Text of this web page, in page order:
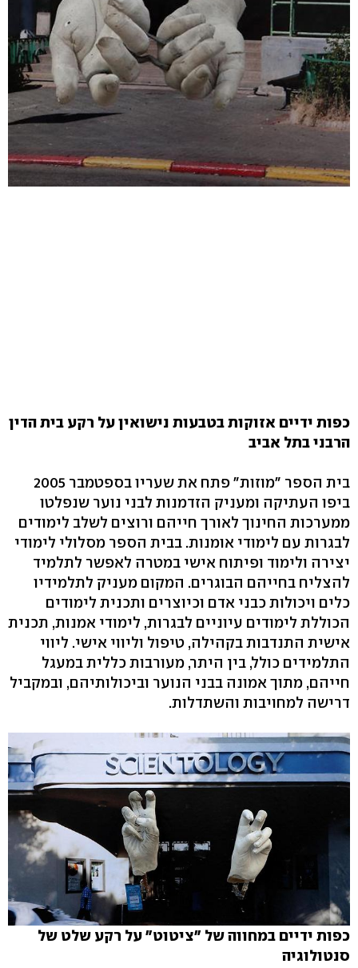
כפות ידיים אזוקות בטבעות נישואין על רקע בית הדין
הרבני בתל אביב
בית הספר "מוזות" פתח את שעריו בספטמבר 2005
ביפו העתיקה ומעניק הזדמנות לבני נוער שנפלטו
ממערכות החינוך לאורך חייהם ורוצים לשלב לימודים
לבגרות עם לימודי אומנות. בבית הספר מסלולי לימודי
יצירה ולימוד ופיתוח אישי במטרה לאפשר לתלמיד
להצליח בחייהם הבוגרים. המקום מעניק לתלמידיו
כלים ויכולות כבני אדם וכיוצרים ותכנית לימודים
הכוללת לימודים עיוניים לבגרות, לימודי אמנות, תכנית
אישית התנדבות בקהילה, טיפול וליווי אישי. ליווי
התלמידים כולל, בין היתר, מעורבות כללית במעגל
חייהם, מתוך אמונה בבני הנוער וביכולותיהם, ובמקביל
דרישה למחויבות והשתדלות.
כפות ידיים במחווה של "ציטוט" על רקע שלט של
סנטולוגיה